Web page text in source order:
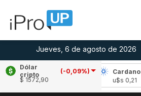
Jueves, 6 de agosto de 2026
Dólar
cripto
(-0,09%)
$ 1572,90
(-1,96%)
Cardano (7,47%)